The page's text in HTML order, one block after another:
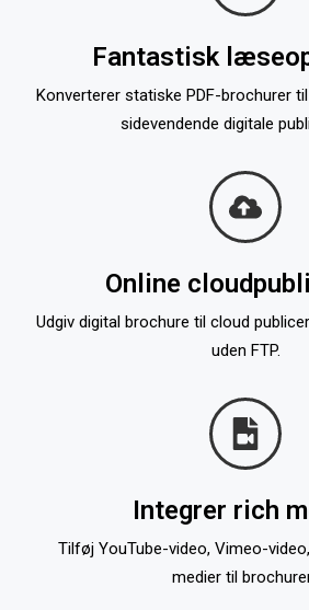
Fantastisk
Konverterer statiske PDF-brochurer
sidevendende digitale
Online
Udgiv digital brochure til cloud
uden FTP.
Integrer rich
Tilføj YouTube-video, Vimeo-
medier til